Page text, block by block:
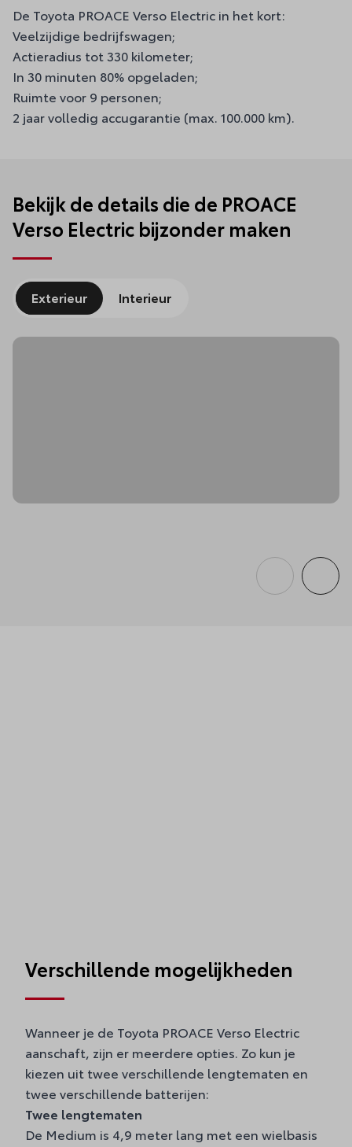
De Toyota PROACE Verso Electric in het kort:
Veelzijdige bedrijfswagen;
Actieradius tot 330 kilometer;
In 30 minuten 80% opgeladen;
Ruimte voor 9 personen;
2 jaar volledig accugarantie (max. 100.000 km).
Bekijk de details die de PROACE
Verso Electric bijzonder maken
Exterieur Interieur
Verschillende mogelijkheden
Wanneer je de Toyota PROACE Verso Electric
aanschaft, zijn er meerdere opties. Zo kun je
kiezen uit twee verschillende lengtematen en
twee verschillende batterijen:
Twee lengtematen
De Medium is 4,9 meter lang met een wielbasis